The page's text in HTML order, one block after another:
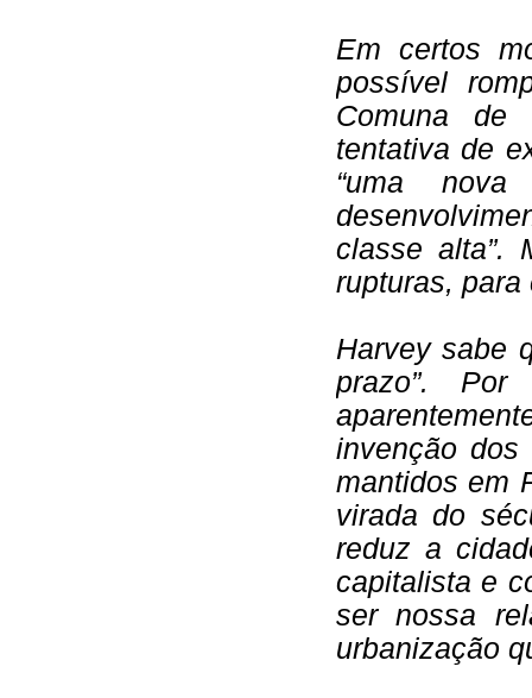
Em certos
possível
Comuna
tentativa de
“uma
classe alta”.
rupturas,
Harvey sabe
prazo”. Por
invenção dos
mantidos em
virada do
reduz a
capitalista e
ser nossa
urbanização